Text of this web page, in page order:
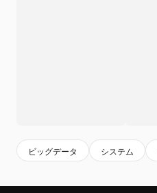
ビッグデータ システム